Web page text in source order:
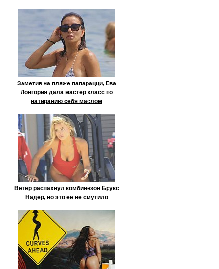
Заметив на пляже папарацци, Ева
Лонгория дала мастер класс по
натиранию себя маслом
Ветер распахнул комбинезон Брукс
Надер, но это её не смутило